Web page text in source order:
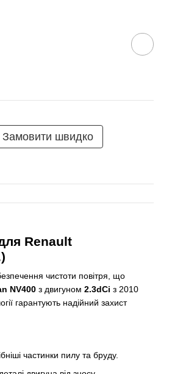
Замовити швидко
Renault
чистоти повітря, що
NV400 з двигуном 2.3dCi з 2010
гарантують надійний захист
частинки пилу та бруду.